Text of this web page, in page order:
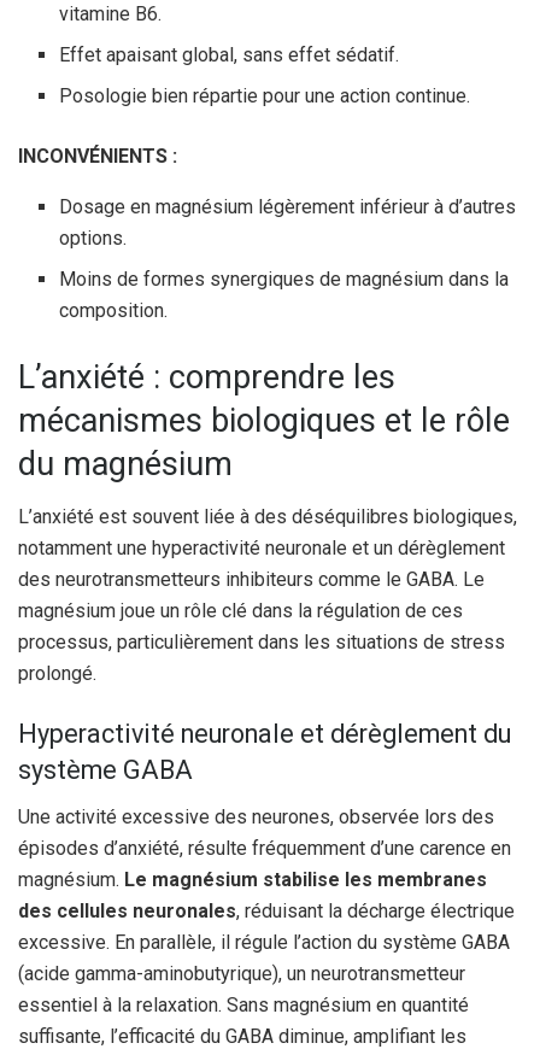
vitamine B6.
Effet apaisant global, sans effet sédatif.
Posologie bien répartie pour une action continue.
INCONVÉNIENTS :
Dosage en magnésium légèrement inférieur à d’autres
options.
Moins de formes synergiques de magnésium dans la
composition.
L’anxiété : comprendre les
mécanismes biologiques et le rôle
du magnésium
L’anxiété est souvent liée à des déséquilibres biologiques,
notamment une hyperactivité neuronale et un dérèglement
des neurotransmetteurs inhibiteurs comme le GABA. Le
magnésium joue un rôle clé dans la régulation de ces
processus, particulièrement dans les situations de stress
prolongé.
Hyperactivité neuronale et dérèglement du
système GABA
Une activité excessive des neurones, observée lors des
épisodes d’anxiété, résulte fréquemment d’une carence en
magnésium. Le magnésium stabilise les membranes
des cellules neuronales, réduisant la décharge électrique
excessive. En parallèle, il régule l’action du système GABA
(acide gamma-aminobutyrique), un neurotransmetteur
essentiel à la relaxation. Sans magnésium en quantité
suffisante, l’efficacité du GABA diminue, amplifiant les